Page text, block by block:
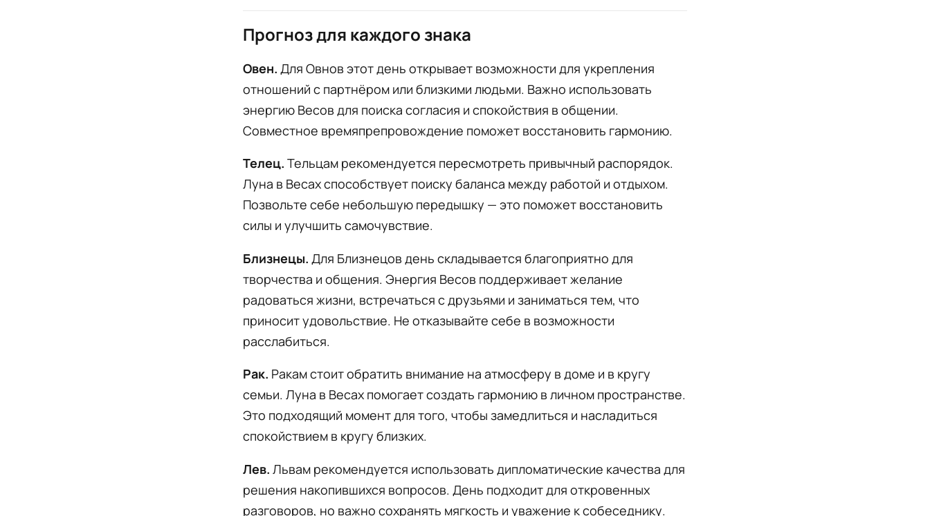
Прогноз для каждого знака
Овен. Для Овнов этот день открывает возможности для укрепления
отношений с партнёром или близкими людьми. Важно использовать
энергию Весов для поиска согласия и спокойствия в общении.
Совместное времяпрепровождение поможет восстановить гармонию.
Телец. Тельцам рекомендуется пересмотреть привычный распорядок.
Луна в Весах способствует поиску баланса между работой и отдыхом.
Позвольте себе небольшую передышку — это поможет восстановить
силы и улучшить самочувствие.
Близнецы. Для Близнецов день складывается благоприятно для
творчества и общения. Энергия Весов поддерживает желание
радоваться жизни, встречаться с друзьями и заниматься тем, что
приносит удовольствие. Не отказывайте себе в возможности
расслабиться.
Рак. Ракам стоит обратить внимание на атмосферу в доме и в кругу
семьи. Луна в Весах помогает создать гармонию в личном пространстве.
Это подходящий момент для того, чтобы замедлиться и насладиться
спокойствием в кругу близких.
Лев. Львам рекомендуется использовать дипломатические качества для
решения накопившихся вопросов. День подходит для откровенных
разговоров, но важно сохранять мягкость и уважение к собеседнику.